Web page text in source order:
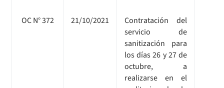
OC N° 372 21/10/2021
Contratación del
servicio de
sanitización para
los días 26 y 27 de
octubre, a
realizarse en el